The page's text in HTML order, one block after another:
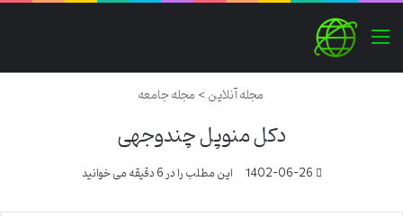
منو
مجله آنلاین>مجله جامعه
دکل منوپل چندوجهی
1402-06-26 این مطلب را در 6 دقیقه می خوانید